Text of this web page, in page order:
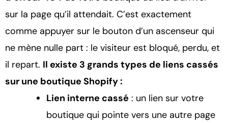
sur la page qu’il attendait. C’est exactement
comme appuyer sur le bouton d’un ascenseur qui
ne mène nulle part : le visiteur est bloqué, perdu, et
il repart. Il existe 3 grands types de liens cassés
sur une boutique Shopify :
Lien interne cassé : un lien sur votre
boutique qui pointe vers une autre page